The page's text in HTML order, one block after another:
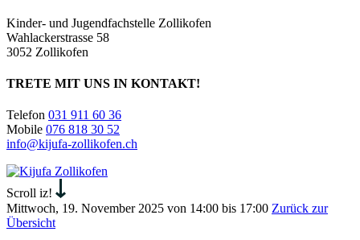
Kinder- und Jugendfachstelle Zollikofen
Wahlackerstrasse 58
3052 Zollikofen
TRETE MIT UNS IN KONTAKT!
Telefon 031 911 60 36
Mobile 076 818 30 52
info@kijufa-zollikofen.ch
Scroll iz!
Mittwoch, 19. November 2025 von 14:00 bis 17:00 Zurück zur
Übersicht